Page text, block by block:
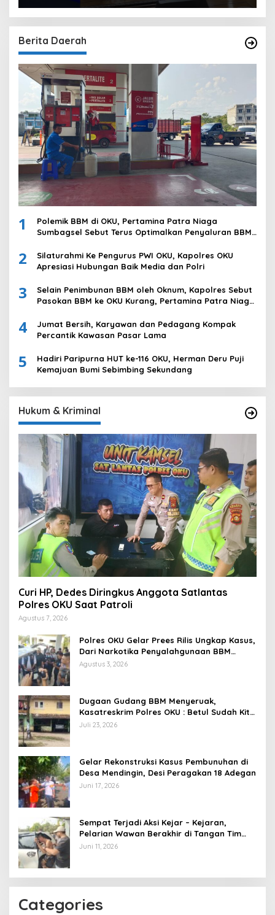
Berita Daerah
1
Polemik BBM di OKU, Pertamina Patra Niaga
Sumbagsel Sebut Terus Optimalkan Penyaluran BBM
Komering Ulu
2
Silaturahmi Ke Pengurus PWI OKU, Kapolres OKU
Apresiasi Hubungan Baik Media dan Polri
3
Selain Penimbunan BBM oleh Oknum, Kapolres Sebut
Pasokan BBM ke OKU Kurang, Pertamina Patra Niaga
4
Jumat Bersih, Karyawan dan Pedagang Kompak
Percantik Kawasan Pasar Lama
5
Hadiri Paripurna HUT ke-116 OKU, Herman Deru Puji
Kemajuan Bumi Sebimbing Sekundang
Hukum & Kriminal
Curi HP, Dedes Diringkus Anggota Satlantas
Polres OKU Saat Patroli
Agustus 7, 2026
Polres OKU Gelar Prees Rilis Ungkap Kasus,
Dari Narkotika Penyalahgunaan BBM
Hingga Kasus Korupsi
Agustus 3, 2026
Dugaan Gudang BBM Menyeruak,
Kasatreskrim Polres OKU : Betul Sudah Kita
Pasang Police Line
Juli 23, 2026
Gelar Rekonstruksi Kasus Pembunuhan di
Desa Mendingin, Desi Peragakan 18 Adegan
Juni 17, 2026
Sempat Terjadi Aksi Kejar – Kejaran,
Pelarian Wawan Berakhir di Tangan Tim
Opsnal Polsek Lubuk Batang, Kaki
Juni 11, 2026
Categories